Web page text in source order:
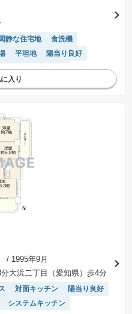
き渡し時にかかる費用を表示しています。
で十分な確認をしていただくようにお願い
閑静な住宅地
食洗機
平坦地
陽当り良好
システムキッチン
/ 1995年9月
大浜二丁目（愛知県）歩4分
対面キッチン
陽当り良好
システムキッチン